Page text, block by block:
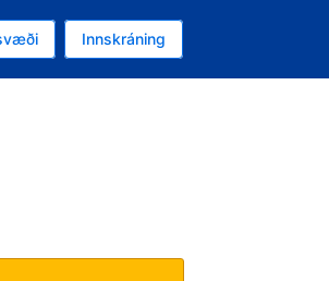
Íslensk krónaþitt Íslensku
Innskráning